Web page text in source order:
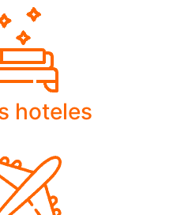
hoteles